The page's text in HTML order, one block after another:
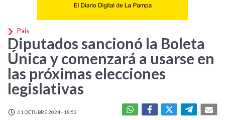
País
Diputados sancionó la Boleta
Única y comenzará a usarse en
las próximas elecciones
legislativas
01 OCTUBRE 2024 - 18:53